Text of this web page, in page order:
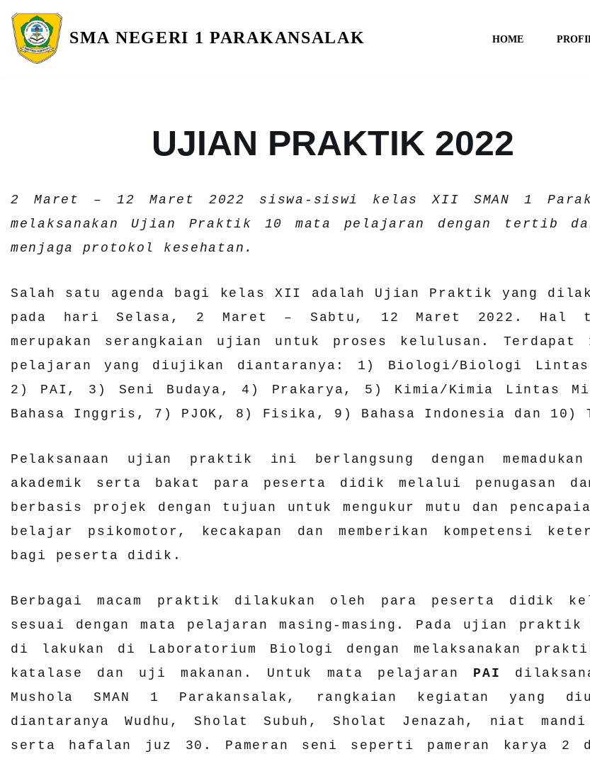
Skip
SMA NEGERI 1 PARAKANSALAK HOME
UJIAN PRAKTIK 2022
2 Maret – 12 Maret 2022 siswa-siswi kelas XII SMAN 1
melaksanakan Ujian Praktik 10 mata pelajaran dengan tertib
menjaga protokol kesehatan.
Salah satu agenda bagi kelas XII adalah Ujian Praktik yang
pada hari Selasa, 2 Maret – Sabtu, 12 Maret 2022. Hal
merupakan serangkaian ujian untuk proses kelulusan. Terdapat
pelajaran yang diujikan diantaranya: 1) Biologi/Biologi Lintas
2) PAI, 3) Seni Budaya, 4) Prakarya, 5) Kimia/Kimia Lintas
Bahasa Inggris, 7) PJOK, 8) Fisika, 9) Bahasa Indonesia dan 10)
Pelaksanaan ujian praktik ini berlangsung dengan
akademik serta bakat para peserta didik melalui penugasan
berbasis projek dengan tujuan untuk mengukur mutu dan
belajar psikomotor, kecakapan dan memberikan kompetensi
bagi peserta didik.
Berbagai macam praktik dilakukan oleh para peserta didik
sesuai dengan mata pelajaran masing-masing. Pada ujian praktik
di lakukan di Laboratorium Biologi dengan melaksanakan
katalase dan uji makanan. Untuk mata pelajaran PAI
Mushola SMAN 1 Parakansalak, rangkaian kegiatan yang
diantaranya Wudhu, Sholat Subuh, Sholat Jenazah, niat
serta hafalan juz 30. Pameran seni seperti pameran karya 2